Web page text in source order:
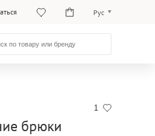
Рус
Қаз
1
брюки